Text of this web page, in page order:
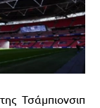
Τσάμπιονσιπ